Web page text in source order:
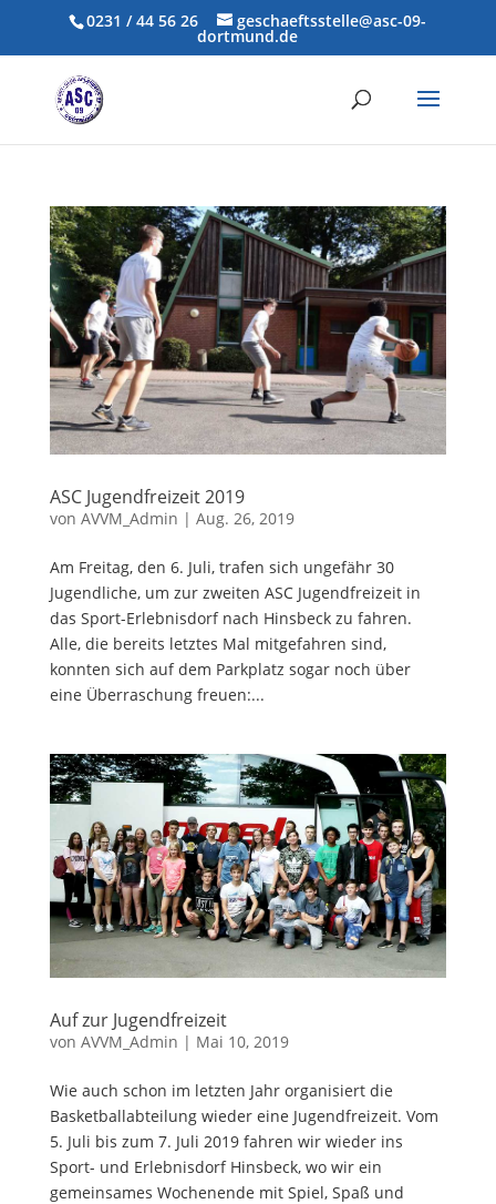
0231 / 44 56 26 geschaeftsstelle@asc-09-
dortmund.de
ASC Jugendfreizeit 2019
von AVVM_Admin | Aug. 26, 2019
Am Freitag, den 6. Juli, trafen sich ungefähr 30
Jugendliche, um zur zweiten ASC Jugendfreizeit in
das Sport-Erlebnisdorf nach Hinsbeck zu fahren.
Alle, die bereits letztes Mal mitgefahren sind,
konnten sich auf dem Parkplatz sogar noch über
eine Überraschung freuen:...
Auf zur Jugendfreizeit
von AVVM_Admin | Mai 10, 2019
Wie auch schon im letzten Jahr organisiert die
Basketballabteilung wieder eine Jugendfreizeit. Vom
5. Juli bis zum 7. Juli 2019 fahren wir wieder ins
Sport- und Erlebnisdorf Hinsbeck, wo wir ein
gemeinsames Wochenende mit Spiel, Spaß und